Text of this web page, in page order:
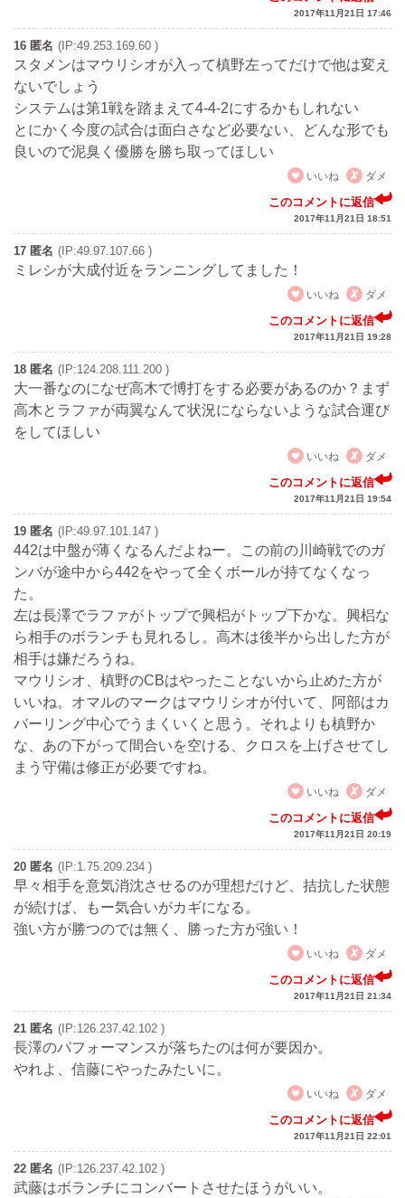
2017年11月21日 17:46
16 匿名 (IP:49.253.169.60 )
スタメンはマウリシオが入って槙野左ってだけで他は変え
ないでしょう
システムは第1戦を踏まえて4-4-2にするかもしれない
とにかく今度の試合は面白さなど必要ない、どんな形でも
良いので泥臭く優勝を勝ち取ってほしい
いいね
ダメ
このコメントに返信
2017年11月21日 18:51
17 匿名 (IP:49.97.107.66 )
ミレシが大成付近をランニングしてました！
いいね
ダメ
このコメントに返信
2017年11月21日 19:28
18 匿名 (IP:124.208.111.200 )
大一番なのになぜ高木で博打をする必要があるのか？まず
高木とラファが両翼なんて状況にならないような試合運び
をしてほしい
いいね
ダメ
このコメントに返信
2017年11月21日 19:54
19 匿名 (IP:49.97.101.147 )
442は中盤が薄くなるんだよねー。この前の川崎戦でのガ
ンバが途中から442をやって全くボールが持てなくなっ
た。
左は長澤でラファがトップで興梠がトップ下かな。興梠な
ら相手のボランチも見れるし。高木は後半から出した方が
相手は嫌だろうね。
マウリシオ、槙野のCBはやったことないから止めた方が
いいね。オマルのマークはマウリシオが付いて、阿部はカ
バーリング中心でうまくいくと思う。それよりも槙野か
な、あの下がって間合いを空ける、クロスを上げさせてし
まう守備は修正が必要ですね。
いいね
ダメ
このコメントに返信
2017年11月21日 20:19
20 匿名 (IP:1.75.209.234 )
早々相手を意気消沈させるのが理想だけど、拮抗した状態
が続けば、もー気合いがカギになる。
強い方が勝つのでは無く、勝った方が強い！
いいね
ダメ
このコメントに返信
2017年11月21日 21:34
21 匿名 (IP:126.237.42.102 )
長澤のパフォーマンスが落ちたのは何が要因か。
やれよ、信藤にやったみたいに。
いいね
ダメ
このコメントに返信
2017年11月21日 22:01
22 匿名 (IP:126.237.42.102 )
武藤はボランチにコンバートさせたほうがいい。